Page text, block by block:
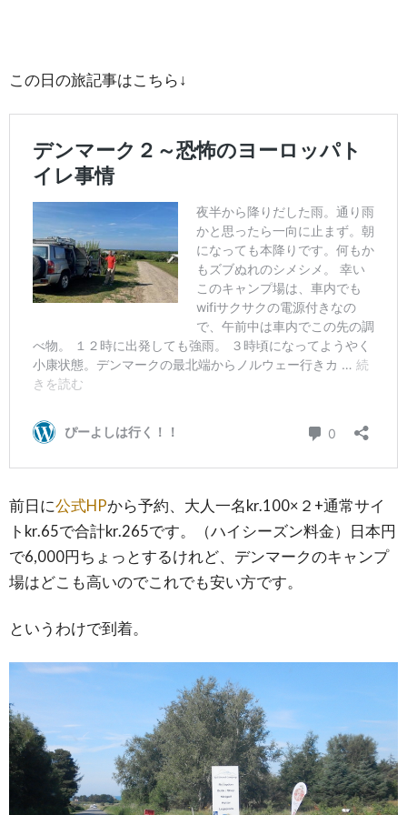
この日の旅記事はこちら↓
前日に公式HPから予約、大人一名kr.100×２+通常サイ
トkr.65で合計kr.265です。（ハイシーズン料金）日本円
で6,000円ちょっとするけれど、デンマークのキャンプ
場はどこも高いのでこれでも安い方です。
というわけで到着。